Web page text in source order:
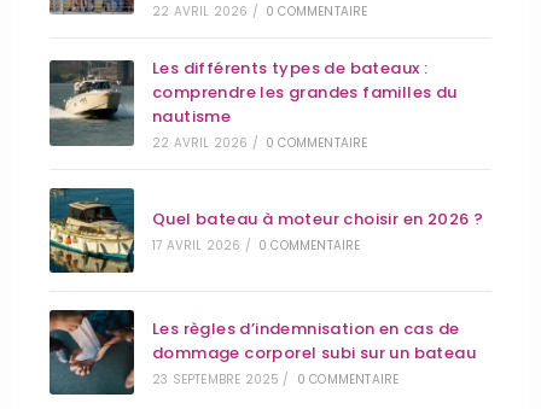
22 AVRIL 2026 / 0 COMMENTAIRE
Les différents types de bateaux :
comprendre les grandes familles du
nautisme
22 AVRIL 2026 / 0 COMMENTAIRE
Quel bateau à moteur choisir en 2026 ?
17 AVRIL 2026 / 0 COMMENTAIRE
Les règles d’indemnisation en cas de
dommage corporel subi sur un bateau
23 SEPTEMBRE 2025 / 0 COMMENTAIRE